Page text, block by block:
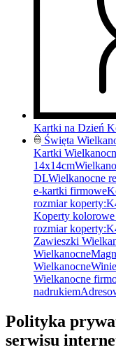
Kartki na Dzień
Święta
Kartki
14x14cm
DLWielkanocne
e-kartki firmowe
rozmiar koperty:
Koperty kolorowe
rozmiar koperty:
Zawieszki
Wielkanocne
Wielkanocne
Wielkanocne
nadrukiem
Polityka
serwisu